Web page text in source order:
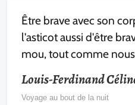
Être brave avec son
l'asticot aussi d'être
mou, tout comme
Louis-Ferdinand
Voyage au bout de la nuit